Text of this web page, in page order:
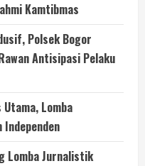
Kamtibmas
Polsek Bogor
Antisipasi Pelaku
Lomba
Lomba Jurnalistik